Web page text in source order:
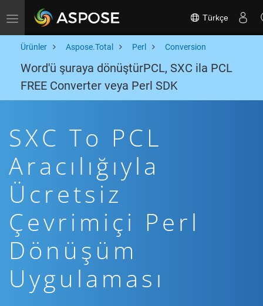
Toggle navigation Türkçe
Ürünler Aspose.Total Perl Conversion
Word'ü şuraya dönüştürPCL, SXC ila PCL
FREE Converter veya Perl SDK
SXC To PCL
Aracılığıyla
Ücretsiz
Çevrimiçi Perl
Dönüşüm
Uygulaması